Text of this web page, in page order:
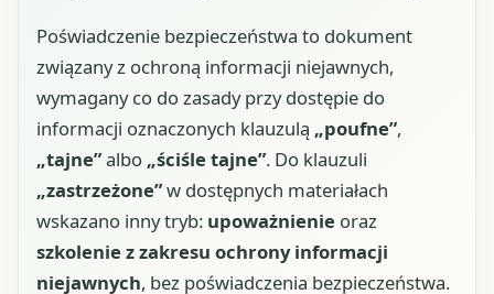
Poświadczenie bezpieczeństwa to dokument
związany z ochroną informacji niejawnych,
wymagany co do zasady przy dostępie do
informacji oznaczonych klauzulą „poufne”,
„tajne”albo „ściśle tajne”. Do klauzuli
„zastrzeżone”w dostępnych materiałach
wskazano inny tryb: upoważnienie oraz
szkolenie z zakresu ochrony informacji
niejawnych, bez poświadczenia bezpieczeństwa.